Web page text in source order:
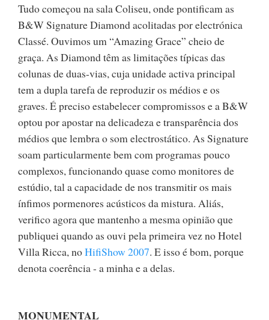
Tudo começou na sala Coliseu, onde pontificam as
B&W Signature Diamond acolitadas por electrónica
Classé. Ouvimos um “Amazing Grace” cheio de
graça. As Diamond têm as limitações típicas das
colunas de duas-vias, cuja unidade activa principal
tem a dupla tarefa de reproduzir os médios e os
graves. É preciso estabelecer compromissos e a B&W
optou por apostar na delicadeza e transparência dos
médios que lembra o som electrostático. As Signature
soam particularmente bem com programas pouco
complexos, funcionando quase como monitores de
estúdio, tal a capacidade de nos transmitir os mais
ínfimos pormenores acústicos da mistura. Aliás,
verifico agora que mantenho a mesma opinião que
publiquei quando as ouvi pela primeira vez no Hotel
Villa Ricca, noHifiShow 2007. E isso é bom, porque
denota coerência - a minha e a delas.
MONUMENTAL